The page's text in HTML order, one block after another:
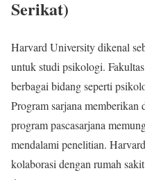
Serikat)
Harvard University dikenal
untuk studi psikologi.
berbagai bidang seperti
Program sarjana memberikan
program pascasarjana
mendalami penelitian.
kolaborasi dengan rumah